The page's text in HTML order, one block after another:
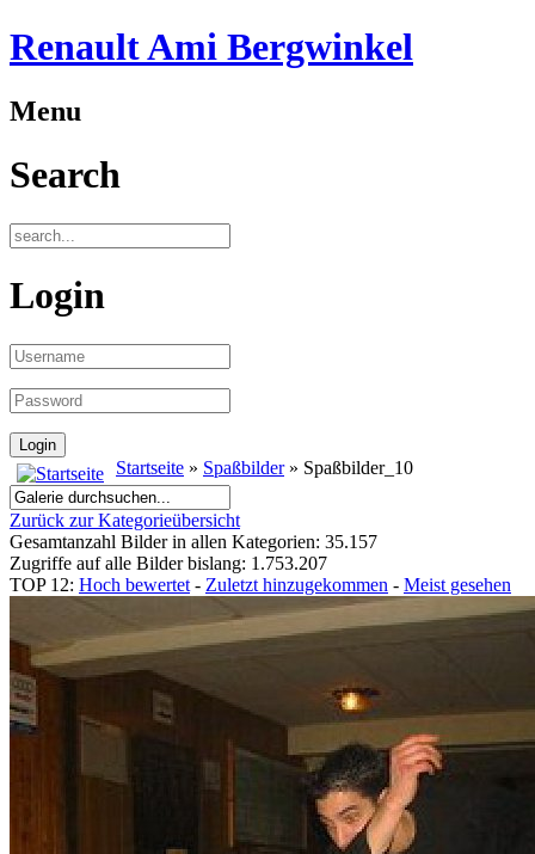
Renault Ami Bergwinkel
Menu
Search
Login
Startseite » Spaßbilder» Spaßbilder_10
Zurück zur Kategorieübersicht
Gesamtanzahl Bilder in allen Kategorien: 35.157
Zugriffe auf alle Bilder bislang: 1.753.207
TOP 12: Hoch bewertet - Zuletzt hinzugekommen - Meist gesehen